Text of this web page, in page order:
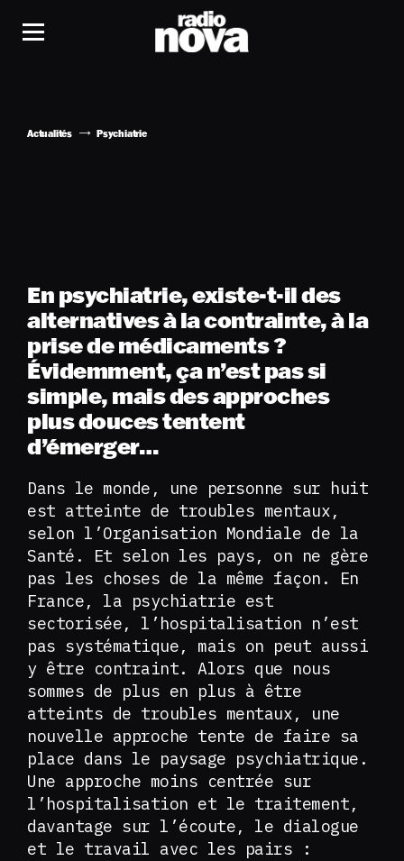
Actualités Psychiatrie
En psychiatrie, existe-t-il des
alternatives à la contrainte, à la
prise de médicaments ?
Évidemment, ça n’est pas si
simple, mais des approches
plus douces tentent
d’émerger…
Dans le monde, une personne sur huit
est atteinte de troubles mentaux,
selon l’Organisation Mondiale de la
Santé. Et selon les pays, on ne gère
pas les choses de la même façon. En
France, la psychiatrie est
sectorisée, l’hospitalisation n’est
pas systématique, mais on peut aussi
y être contraint. Alors que nous
sommes de plus en plus à être
atteints de troubles mentaux, une
nouvelle approche tente de faire sa
place dans le paysage psychiatrique.
Une approche moins centrée sur
l’hospitalisation et le traitement,
davantage sur l’écoute, le dialogue
et le travail avec les pairs :